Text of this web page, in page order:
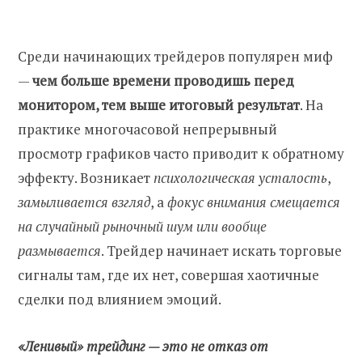
Среди начинающих трейдеров популярен миф
—чем больше времени проводишь перед
монитором, тем выше итоговый результат. На
практике многочасовой непрерывный
просмотр графиков часто приводит к обратному
эффекту. Возникаетпсихологическая усталость,
замыливается взгляд, афокус внимания смещается
на случайный рыночный шум или вообще
размывается. Трейдер начинает искать торговые
сигналы там, где их нет, совершая хаотичные
сделки под влиянием эмоций.
«Ленивый» трейдинг — это не отказ от